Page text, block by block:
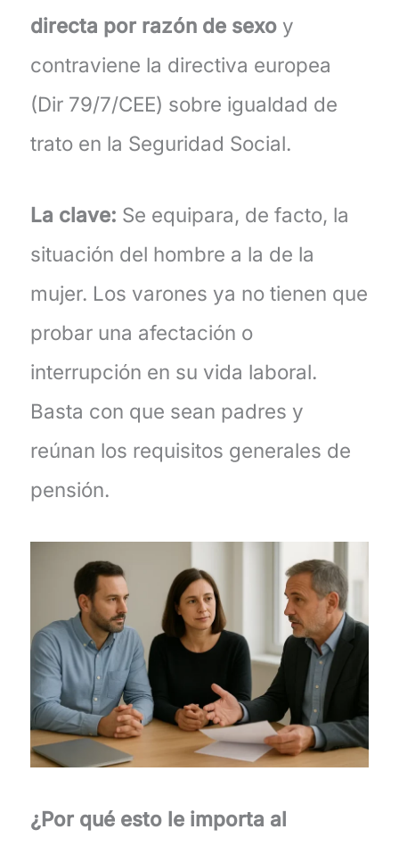
directa por razón de sexo y
contraviene la directiva europea
(Dir 79/7/CEE) sobre igualdad de
trato en la Seguridad Social.
La clave: Se equipara, de facto, la
situación del hombre a la de la
mujer. Los varones ya no tienen que
probar una afectación o
interrupción en su vida laboral.
Basta con que sean padres y
reúnan los requisitos generales de
pensión.
¿Por qué esto le importa al